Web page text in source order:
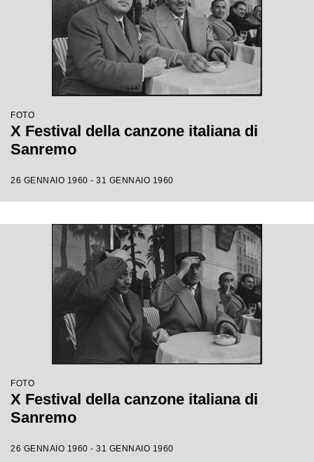
FOTO
X Festival della canzone italiana di
Sanremo
26 GENNAIO 1960 - 31 GENNAIO 1960
FOTO
X Festival della canzone italiana di
Sanremo
26 GENNAIO 1960 - 31 GENNAIO 1960